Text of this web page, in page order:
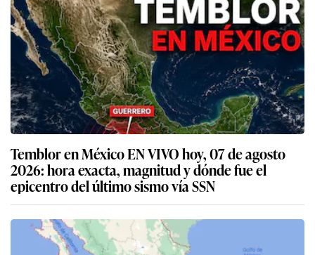
Temblor en México EN VIVO hoy, 07 de agosto
2026: hora exacta, magnitud y dónde fue el
epicentro del último sismo vía SSN